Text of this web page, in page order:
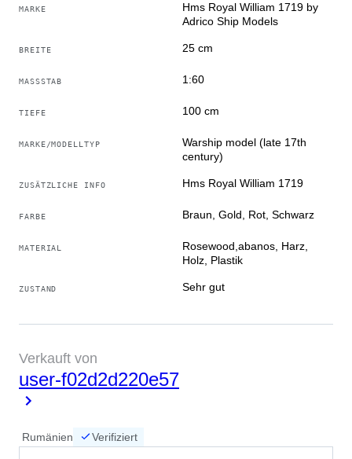
MARKE
Hms Royal William 1719 by
Adrico Ship Models
BREITE 25 cm
MASSSTAB 1:60
TIEFE 100 cm
MARKE/MODELLTYP
Warship model (late 17th
century)
ZUSÄTZLICHE INFO Hms Royal William 1719
FARBE Braun, Gold, Rot, Schwarz
MATERIAL
Rosewood,abanos, Harz,
Holz, Plastik
ZUSTAND Sehr gut
Verkauft von
user-f02d2d220e57
Rumänien Verifiziert